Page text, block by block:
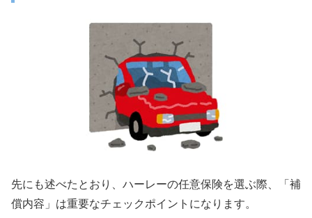
先にも述べたとおり、ハーレーの任意保険を選ぶ際、「補
償内容」は重要なチェックポイントになります。